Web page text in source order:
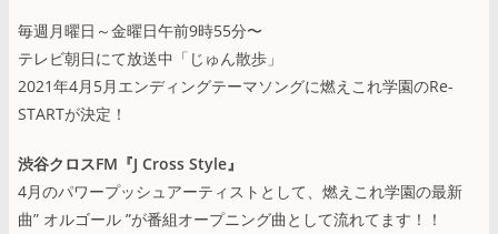
毎週月曜日～金曜日午前9時55分〜
テレビ朝日にて放送中「じゅん散歩」
2021年4月5月エンディングテーマソングに燃えこれ学園のRe-
STARTが決定！
渋谷クロスFM『J Cross Style』
4月のパワープッシュアーティストとして、燃えこれ学園の最新
曲” オルゴール ”が番組オープニング曲として流れてます！！